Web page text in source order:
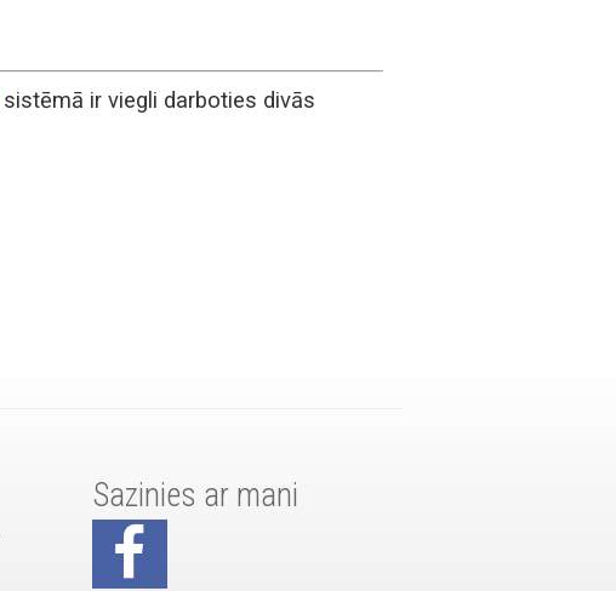
sistēmā ir viegli darboties divās
Sazinies ar mani